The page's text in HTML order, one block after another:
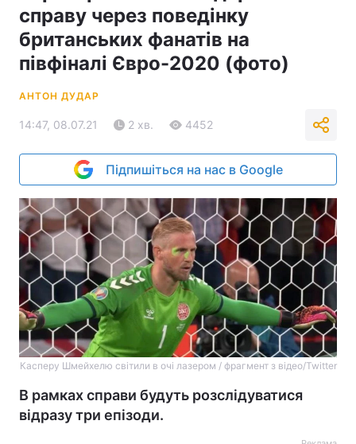
справу через поведінку
британських фанатів на
півфіналі Євро-2020 (фото)
АНТОН ДУДАР
14:47, 08.07.21 2 хв. 4452
Підпишіться на нас в Google
Касперу Шмейхелю світили в очі лазером / фрагмент з відео/Twitter
В рамках справи будуть розслідуватися
відразу три епізоди.